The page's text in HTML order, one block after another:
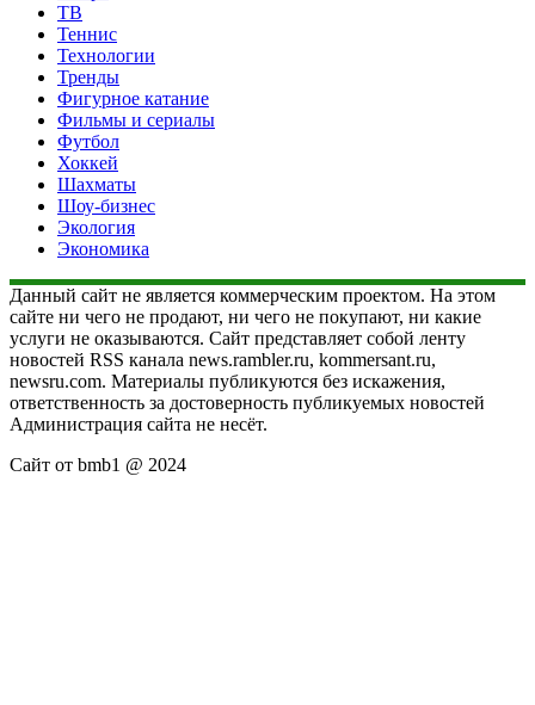
ТВ
Теннис
Технологии
Тренды
Фигурное катание
Фильмы и сериалы
Футбол
Хоккей
Шахматы
Шоу-бизнес
Экология
Экономика
Данный сайт не является коммерческим проектом. На этом
сайте ни чего не продают, ни чего не покупают, ни какие
услуги не оказываются. Сайт представляет собой ленту
новостей RSS канала news.rambler.ru, kommersant.ru,
newsru.com. Материалы публикуются без искажения,
ответственность за достоверность публикуемых новостей
Администрация сайта не несёт.
Сайт от bmb1 @ 2024